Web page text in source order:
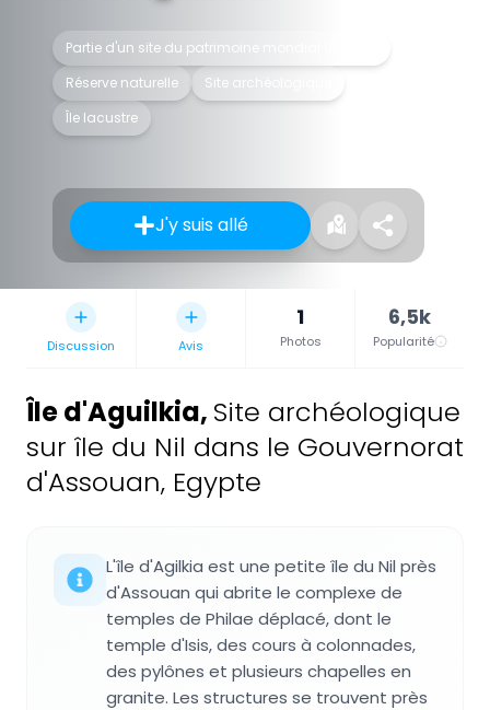
Partie d'un site du patrimoine mondial UNESCO
Réserve naturelle
Site archéologique
Île lacustre
J'y suis allé
Discussion Avis
1
Photos
6,5k
Popularité
Île d'Aguilkia, Site archéologique
sur île du Nil dans le Gouvernorat
d'Assouan, Egypte
L'île d'Agilkia est une petite île du Nil près
d'Assouan qui abrite le complexe de
temples de Philae déplacé, dont le
temple d'Isis, des cours à colonnades,
des pylônes et plusieurs chapelles en
granite. Les structures se trouvent près